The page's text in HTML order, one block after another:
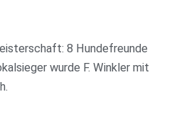
8 Hundefreunde
wurde F. Winkler mit